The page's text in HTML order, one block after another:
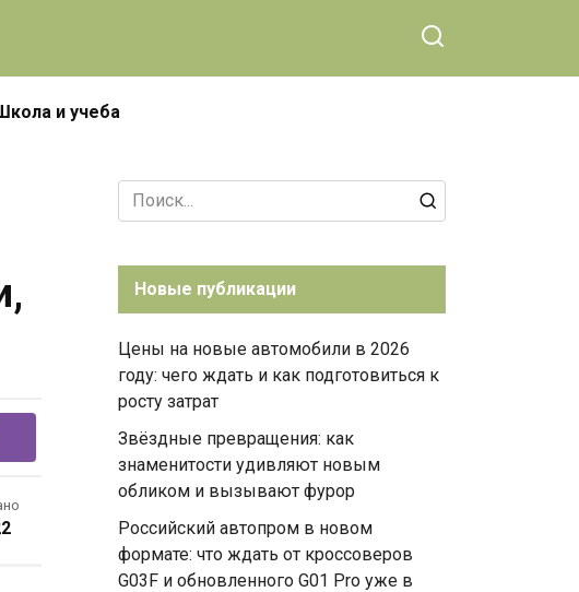
и учеба
Search
for:
Новые публикации
Цены на новые автомобили в 2026
году: чего ждать и как подготовиться к
росту затрат
Звёздные превращения: как
знаменитости удивляют новым
обликом и вызывают фурор
Российский автопром в новом
формате: что ждать от кроссоверов
G03F и обновленного G01 Pro уже в